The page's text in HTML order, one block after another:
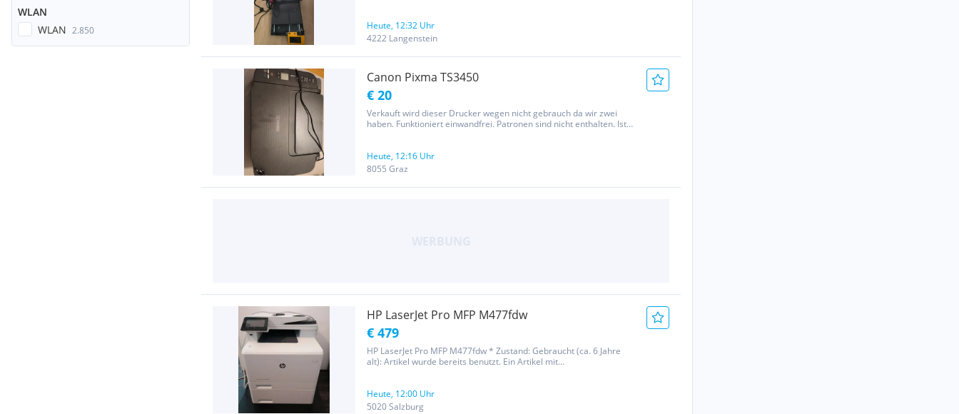
WLAN
WLAN 2.850
Heute, 12:32 Uhr
4222 Langenstein
Canon Pixma TS3450
€ 20
Verkauft wird dieser Drucker wegen nicht gebrauch da wir zwei
haben. Funktioniert einwandfrei. Patronen sind nicht enthalten. Ist
Heute, 12:16 Uhr
8055 Graz
HP LaserJet Pro MFP M477fdw
€ 479
HP LaserJet Pro MFP M477fdw * Zustand: Gebraucht (ca. 6 Jahre
alt): Artikel wurde bereits benutzt. Ein Artikel mit
(kleinere Kratzer oder...
Heute, 12:00 Uhr
5020 Salzburg